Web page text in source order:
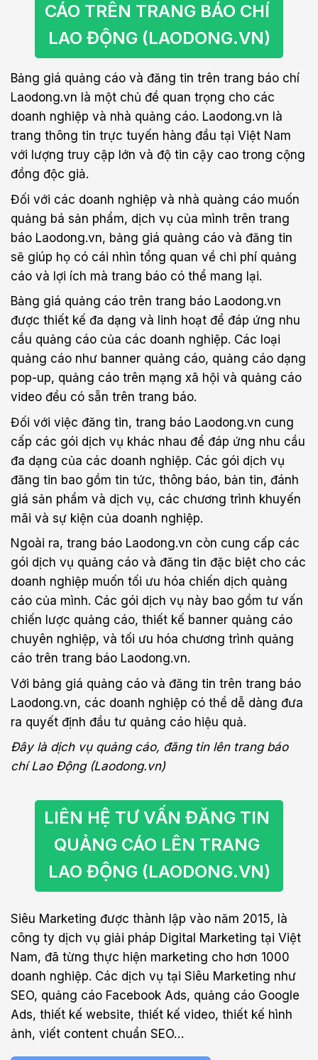
CÁO TRÊN TRANG BÁO CHÍ
LAO ĐỘNG (LAODONG.VN)
Bảng giá quảng cáo và đăng tin trên trang báo chí
Laodong.vn là một chủ đề quan trọng cho các
doanh nghiệp và nhà quảng cáo. Laodong.vn là
trang thông tin trực tuyến hàng đầu tại Việt Nam
với lượng truy cập lớn và độ tin cậy cao trong cộng
đồng độc giả.
Đối với các doanh nghiệp và nhà quảng cáo muốn
quảng bá sản phẩm, dịch vụ của mình trên trang
báo Laodong.vn, bảng giá quảng cáo và đăng tin
sẽ giúp họ có cái nhìn tổng quan về chi phí quảng
cáo và lợi ích mà trang báo có thể mang lại.
Bảng giá quảng cáo trên trang báo Laodong.vn
được thiết kế đa dạng và linh hoạt để đáp ứng nhu
cầu quảng cáo của các doanh nghiệp. Các loại
quảng cáo như banner quảng cáo, quảng cáo dạng
pop-up, quảng cáo trên mạng xã hội và quảng cáo
video đều có sẵn trên trang báo.
Đối với việc đăng tin, trang báo Laodong.vn cung
cấp các gói dịch vụ khác nhau để đáp ứng nhu cầu
đa dạng của các doanh nghiệp. Các gói dịch vụ
đăng tin bao gồm tin tức, thông báo, bản tin, đánh
giá sản phẩm và dịch vụ, các chương trình khuyến
mãi và sự kiện của doanh nghiệp.
Ngoài ra, trang báo Laodong.vn còn cung cấp các
gói dịch vụ quảng cáo và đăng tin đặc biệt cho các
doanh nghiệp muốn tối ưu hóa chiến dịch quảng
cáo của mình. Các gói dịch vụ này bao gồm tư vấn
chiến lược quảng cáo, thiết kế banner quảng cáo
chuyên nghiệp, và tối ưu hóa chương trình quảng
cáo trên trang báo Laodong.vn.
Với bảng giá quảng cáo và đăng tin trên trang báo
Laodong.vn, các doanh nghiệp có thể dễ dàng đưa
ra quyết định đầu tư quảng cáo hiệu quả.
Đây là dịch vụ quảng cáo, đăng tin lên trang báo
chí Lao Động (Laodong.vn)
LIÊN HỆ TƯ VẤN ĐĂNG TIN
QUẢNG CÁO LÊN TRANG
LAO ĐỘNG (LAODONG.VN)
Siêu Marketing được thành lập vào năm 2015, là
công ty dịch vụ giải pháp Digital Marketing tại Việt
Nam, đã từng thực hiện marketing cho hơn 1000
doanh nghiệp. Các dịch vụ tại Siêu Marketing như
SEO, quảng cáo Facebook Ads, quảng cáo Google
Ads, thiết kế website, thiết kế video, thiết kế hình
ảnh, viết content chuẩn SEO…